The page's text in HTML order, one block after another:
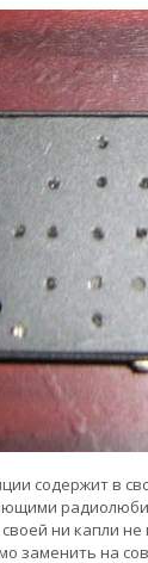
содержит в
ни капли
заменить на